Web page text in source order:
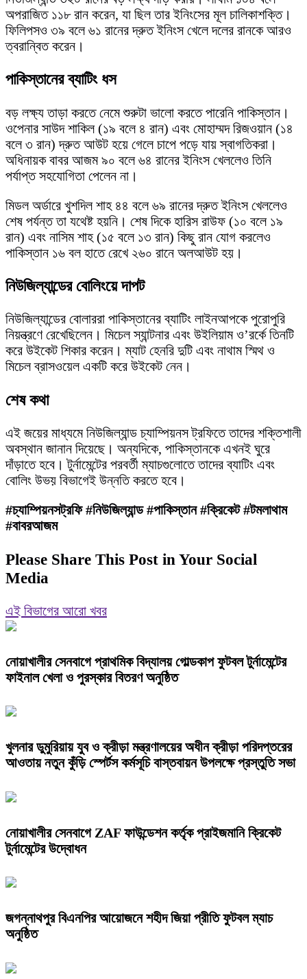
অপরাজিত ১১৮ রান করেন, যা ছিল তার ইনিংসের মূল চালিকাশক্তি।
ফিলিপসও ৩৯ বলে ৬১ রানের দ্রুত ইনিংস খেলে দলের রানকে আরও
ত্বরান্বিত করেন।
পাকিস্তানের ব্যাটিং ধস
বড় লক্ষ্য তাড়া করতে নেমে শুরুটা ভালো করতে পারেনি পাকিস্তান।
ওপেনার সাউদ শাকিল (১৯ বলে ৪ রান) এবং মোহাম্মদ রিজওয়ান (১৪
বলে ৩ রান) দ্রুত আউট হয়ে গেলে চাপে পড়ে যায় স্বাগতিকরা।
অধিনায়ক বাবর আজম ৯০ বলে ৬৪ রানের ইনিংস খেললেও তিনি
পর্যাপ্ত সহযোগিতা পেলেন না।
মিডল অর্ডারে খুশদিল শাহ ৪৪ বলে ৬৯ রানের দ্রুত ইনিংস খেললেও
শেষ পর্যন্ত তা যথেষ্ট হয়নি। শেষ দিকে হারিস রাউফ (১০ বলে ১৯
রান) এবং নাসিম শাহ (১৫ বলে ১৩ রান) কিছু রান যোগ করলেও
পাকিস্তান ১৬ বল হাতে রেখে ২৬০ রানে অলআউট হয়।
নিউজিল্যান্ডের বোলিংয়ে দাপট
নিউজিল্যান্ডের বোলাররা পাকিস্তানের ব্যাটিং লাইনআপকে পুরোপুরি
নিয়ন্ত্রণে রেখেছিলেন। মিচেল স্যান্টনার এবং উইলিয়াম ও’রর্কে তিনটি
করে উইকেট শিকার করেন। ম্যাট হেনরি দুটি এবং নাথাম স্মিথ ও
মিচেল ব্রাসওয়েল একটি করে উইকেট নেন।
শেষ কথা
এই জয়ের মাধ্যমে নিউজিল্যান্ড চ্যাম্পিয়নস ট্রফিতে তাদের শক্তিশালী
অবস্থান জানান দিয়েছে। অন্যদিকে, পাকিস্তানকে এখনই ঘুরে
দাঁড়াতে হবে। টুর্নামেন্টের পরবর্তী ম্যাচগুলোতে তাদের ব্যাটিং এবং
বোলিং উভয় বিভাগেই উন্নতি করতে হবে।
#চ্যাম্পিয়নসট্রফি #নিউজিল্যান্ড #পাকিস্তান #ক্রিকেট #টমলাথাম
#বাবরআজম
Please Share This Post in Your Social
Media
এই বিভাগের আরো খবর
নোয়াখালীর সেনবাগে প্রাথমিক বিদ্যালয় গোল্ডকাপ ফুটবল টুর্নামেন্টের
ফাইনাল খেলা ও পুরস্কার বিতরণ অনুষ্ঠিত
খুলনার ডুমুরিয়ায় যুব ও ক্রীড়া মন্ত্রণালয়ের অধীন ক্রীড়া পরিদপ্তরের
আওতায় নতুন কুঁড়ি স্পের্টস কর্মসূচি বাস্তবায়ন উপলক্ষে প্রস্তুতি সভা
নোয়াখালীর সেনবাগে ZAF ফাউন্ডেশন কর্তৃক প্রাইজমানি ক্রিকেট
টুর্নামেন্টের উদ্বোধন
জগন্নাথপুর বিএনপির আয়োজনে শহীদ জিয়া প্রীতি ফুটবল ম্যাচ
অনুষ্ঠিত